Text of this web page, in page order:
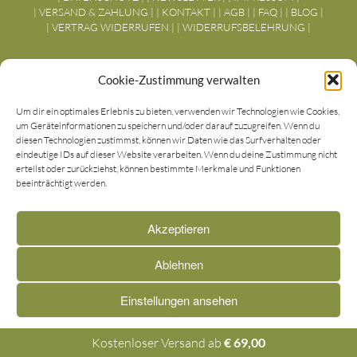
Cookie-Zustimmung verwalten
Um dir ein optimales Erlebnis zu bieten, verwenden wir Technologien wie Cookies,
um Geräteinformationen zu speichern und/oder darauf zuzugreifen. Wenn du
diesen Technologien zustimmst, können wir Daten wie das Surfverhalten oder
eindeutige IDs auf dieser Website verarbeiten. Wenn du deine Zustimmung nicht
erteilst oder zurückziehst, können bestimmte Merkmale und Funktionen
beeinträchtigt werden.
Akzeptieren
Ablehnen
Einstellungen ansehen
Impressum Impressum
| VERSAND & ZAHLUNG | | KONTAKT | | AGB | | FAQ | | BLOG |
| VERTRAG WIDERRUFEN | | WIDERRUFSBELEHRUNG |
Versand
Zahlungsarten
Vertrag widerrufen
Kostenloser Versand ab €69,00